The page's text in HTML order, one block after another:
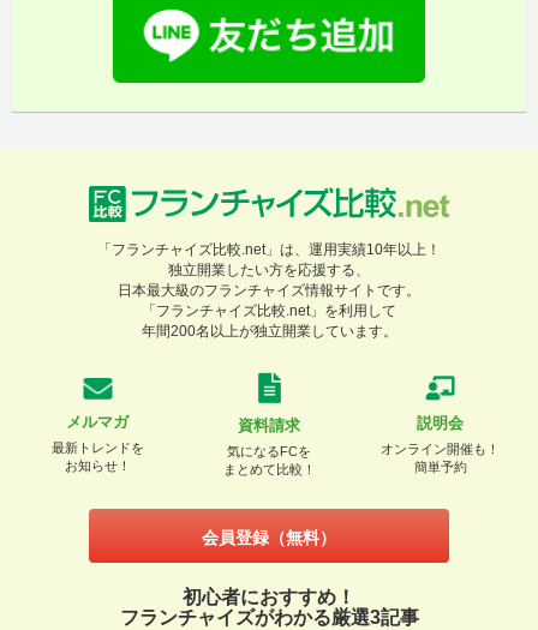
「フランチャイズ比較.net」は、運用実績10年以上！
独立開業したい方を応援する、
日本最大級のフランチャイズ情報サイトです。
「フランチャイズ比較.net」を利用して
年間200名以上が独立開業しています。
メルマガ
最新トレンドを
お知らせ！
資料請求
気になるFCを
まとめて比較！
説明会
オンライン開催も！
簡単予約
会員登録（無料）
初心者におすすめ！
フランチャイズがわかる厳選3記事